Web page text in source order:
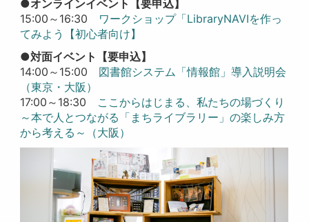
●オンラインイベント【要申込】
15:00～16:30 ワークショップ「LibraryNAVIを作っ
てみよう【初心者向け】
●対面イベント【要申込】
14:00～15:00 図書館システム「情報館」導入説明会
（東京・大阪）
17:00～18:30 ここからはじまる、私たちの場づくり
～本で人とつながる「まちライブラリー」の楽しみ方
から考える～（大阪）